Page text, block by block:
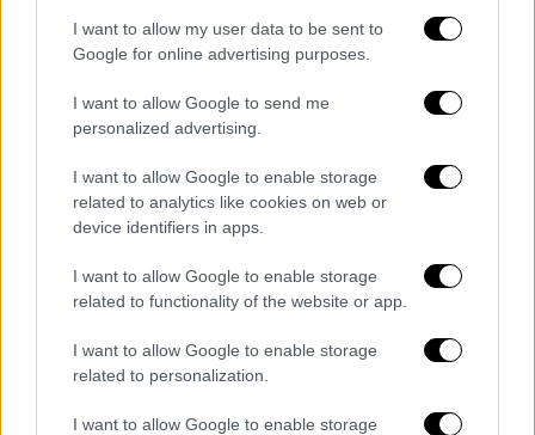
I want to allow my user data to be sent to
Google for online advertising purposes.
I want to allow Google to send me
personalized advertising.
I want to allow Google to enable storage
related to analytics like cookies on web or
device identifiers in apps.
I want to allow Google to enable storage
related to functionality of the website or app.
I want to allow Google to enable storage
related to personalization.
I want to allow Google to enable storage
, στα οποία
περιλαμβάνεται ο 39χρονος θανών και οι δύο
νοσηλεύονται φρουρούμενοι.
Στο πλαίσιο αυτό, οι δύο τραυματίες (25 και
30 ετών) συνελήφθησαν, ενώ αναζητούνται
-3- ακόμη άτομα (19, 25 και 29 ετών).
video